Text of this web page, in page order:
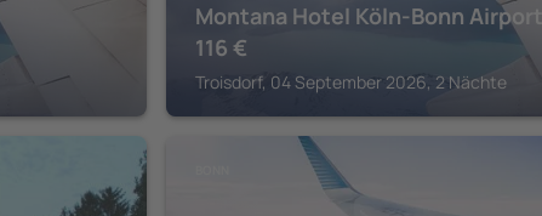
Montana Hotel Köln-Bonn Airport
116 €
Troisdorf, 04 September 2026, 2 Nächte